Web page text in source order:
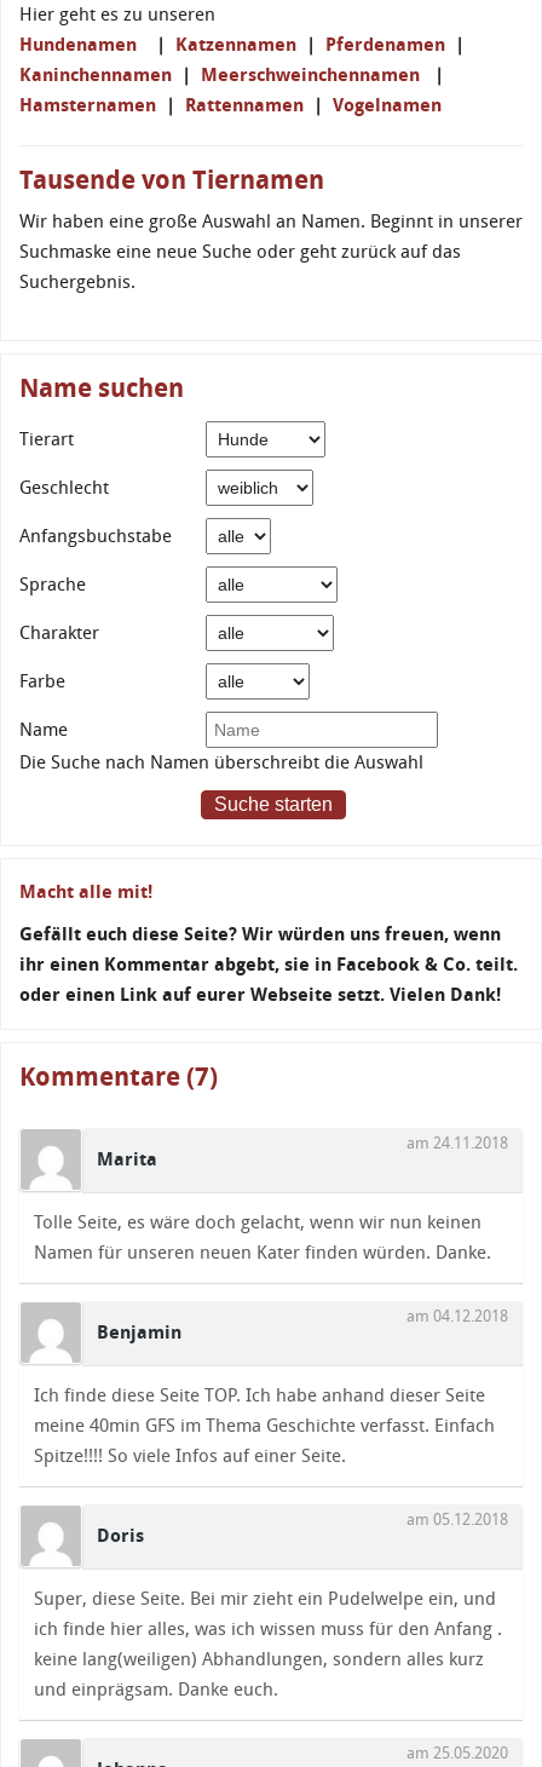
Hier geht es zu unseren
Hundenamen | Katzennamen | Pferdenamen |
Kaninchennamen | Meerschweinchennamen |
Hamsternamen | Rattennamen | Vogelnamen
Tausende von Tiernamen
Wir haben eine große Auswahl an Namen. Beginnt in unserer
Suchmaske eine neue Suche oder geht zurück auf das
Suchergebnis.
Name suchen
Tierart
Geschlecht
Anfangsbuchstabe
Sprache
Charakter
Farbe
Name
Die Suche nach Namen überschreibt die Auswahl
Suche starten
Macht alle mit!
Gefällt euch diese Seite? Wir würden uns freuen, wenn
ihr einen Kommentar abgebt, sie in Facebook & Co. teilt.
oder einen Link auf eurer Webseite setzt. Vielen Dank!
Kommentare (7)
Marita
am 24.11.2018
Tolle Seite, es wäre doch gelacht, wenn wir nun keinen
Namen für unseren neuen Kater finden würden. Danke.
Benjamin
am 04.12.2018
Ich finde diese Seite TOP. Ich habe anhand dieser Seite
meine 40min GFS im Thema Geschichte verfasst. Einfach
Spitze!!!! So viele Infos auf einer Seite.
Doris
am 05.12.2018
Super, diese Seite. Bei mir zieht ein Pudelwelpe ein, und
ich finde hier alles, was ich wissen muss für den Anfang .
keine lang(weiligen) Abhandlungen, sondern alles kurz
und einprägsam. Danke euch.
am 25.05.2020